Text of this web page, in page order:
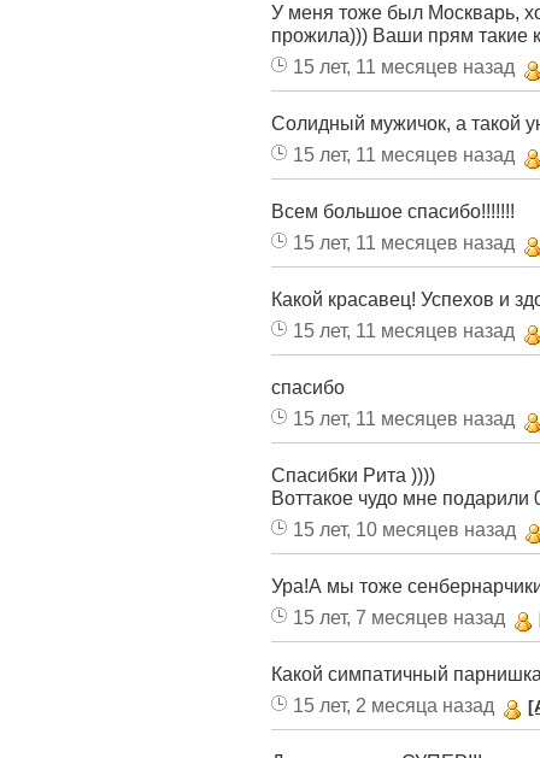
У меня тоже был Москварь,
прожила))) Ваши прям такие
15 лет, 11 месяцев назад
Солидный мужичок, а такой
15 лет, 11 месяцев назад
Всем большое спасибо!!!!!!!
15 лет, 11 месяцев назад
Какой красавец! Успехов и
15 лет, 11 месяцев назад
спасибо
15 лет, 11 месяцев назад
Спасибки Рита ))))
Воттакое чудо мне подарили
15 лет, 10 месяцев назад
Ура!А мы тоже
15 лет, 7 месяцев назад
Какой симпатичный
15 лет, 2 месяца назад